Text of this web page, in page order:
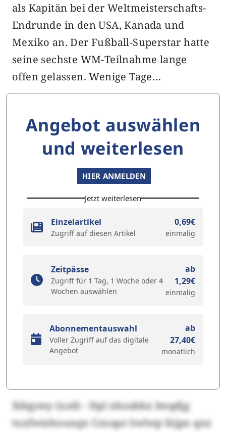
als Kapitän bei der Weltmeisterschafts-
Endrunde in den USA, Kanada und
Mexiko an. Der Fußball-Superstar hatte
seine sechste WM-Teilnahme lange
offen gelassen. Wenige Tage…
Angebot auswählen
und weiterlesen
HIER ANMELDEN
Jetzt weiterlesen
Einzelartikel
Zugriff auf diesen Artikel
0,69€
einmalig
Zeitpässe
Zugriff für 1 Tag, 1 Woche oder 4
Wochen auswählen
ab
1,29€
einmalig
Abonnementauswahl
Voller Zugriff auf das digitale
Angebot
ab
27,40€
monatlich
Xdqymy (xzd) - Dpl nhzabkx lmqdjg
tuxfwizhouxqn Czxapz Swlwp lüjpx qnz